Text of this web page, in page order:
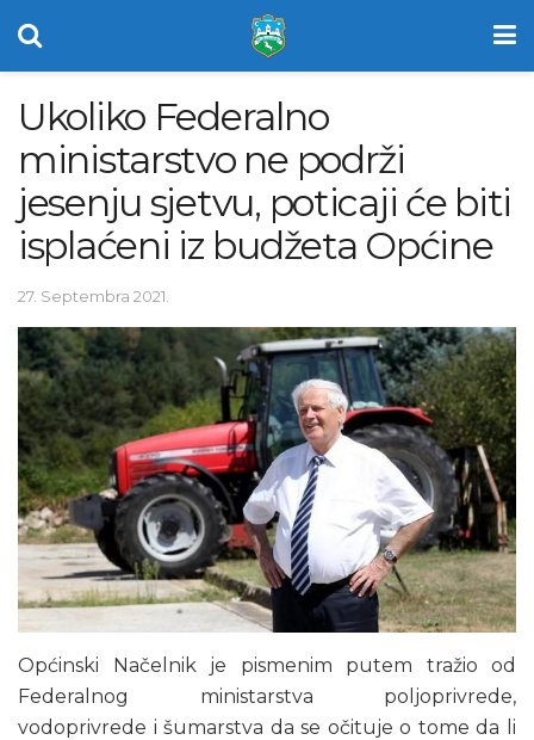
Ukoliko Federalno
ministarstvo ne podrži
jesenju sjetvu, poticaji će biti
isplaćeni iz budžeta Općine
27. Septembra 2021.
Općinski Načelnik je pismenim putem tražio od
Federalnog ministarstva poljoprivrede,
vodoprivrede i šumarstva da se očituje o tome da li